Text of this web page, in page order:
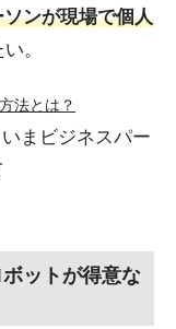
ンが現場で個人
。
法とは？
まビジネスパー
ットが得意な